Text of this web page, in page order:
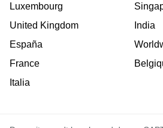
Luxembourg
United Kingdom
España
France
Italia
India